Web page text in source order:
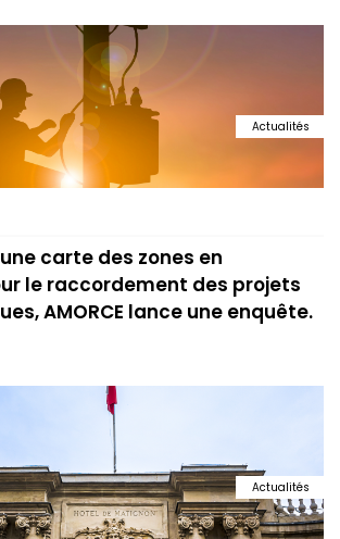
Actualités
carte des zones en
le raccordement des projets
AMORCE lance une enquête.
Actualités